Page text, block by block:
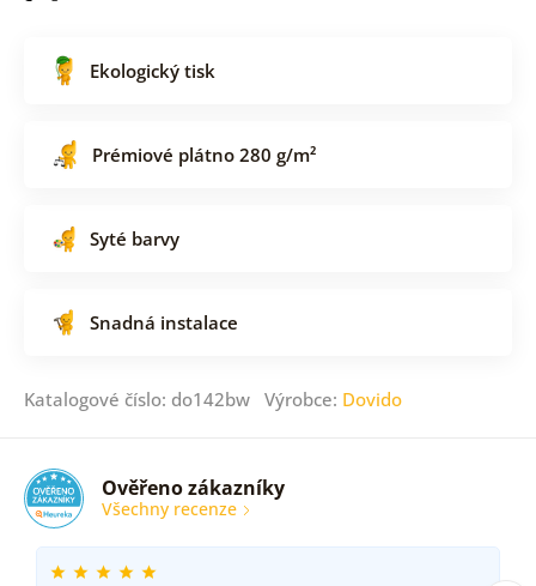
Ekologický tisk
Prémiové plátno 280 g/m²
Syté barvy
Snadná instalace
Katalogové číslo: do142bw Výrobce: Dovido
Ověřeno zákazníky
Všechny recenze